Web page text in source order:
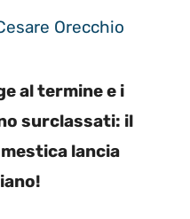
Orecchio
al termine e i
surclassati: il
lancia